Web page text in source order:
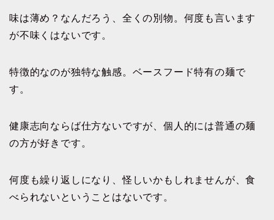
味は薄め？なんだろう、全くの別物。何度も言います
が不味くはないです。
特徴的なのが独特な触感。ベースフード特有の麺で
す。
健康志向ならば仕方ないですが、個人的には普通の麺
の方が好きです。
何度も繰り返しになり、怪しいかもしれませんが、食
べられないということはないです。